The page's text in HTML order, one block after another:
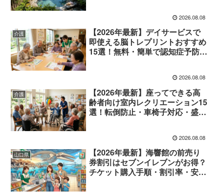
2026.08.08
介護
【2026年最新】デイサービスで
即使える脳トレプリントおすすめ
15選！無料・簡単で認知症予防に
2026.08.08
介護
【2026年最新】座ってできる高
齢者向け室内レクリエーション15
選！転倒防止・車椅子対応・盛り
2026.08.08
山口県
【2026年最新】海響館の前売り
券割引はセブンイレブンがお得？
チケット購入手順・割引率・安く